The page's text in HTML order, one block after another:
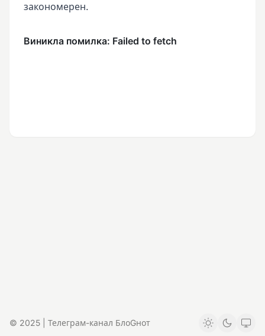
закономерен.
© 2025 | Телеграм-канал БлоGнот